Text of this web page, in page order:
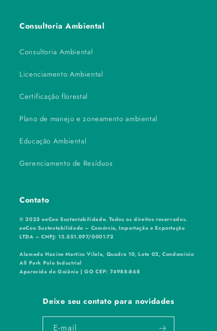
Consultoria Ambiental
Consultoria Ambiental
Licenciamento Ambiental
Certificação florestal
Plano de manejo e zoneamento ambiental
Educação Ambiental
Gerenciamento de Resíduos
Contato
© 2025 eeCoo Sustentabilidade. Todos os direitos reservados.
eeCoo Sustentabilidade – Comércio, Importação e Exportação
LTDA – CNPJ: 13.551.097/0001-72
Alameda Nazine Martins Vilela, Quadra 10, Lote 02, Condomínio
All Park Polo Industrial
Aparecida de Goiânia | GO CEP: 74988-868
Deixe seu contato para novidades
E-mail